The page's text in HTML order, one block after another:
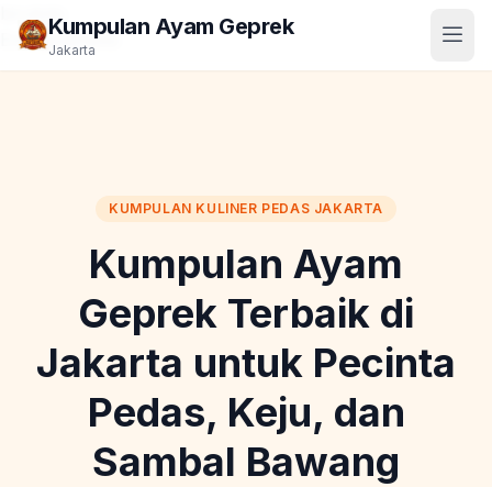
birutoto
Emasputihtoto
Kumpulan Ayam Geprek
Jakarta
KUMPULAN KULINER PEDAS JAKARTA
Kumpulan Ayam
Geprek Terbaik di
Jakarta untuk Pecinta
Pedas, Keju, dan
Sambal Bawang